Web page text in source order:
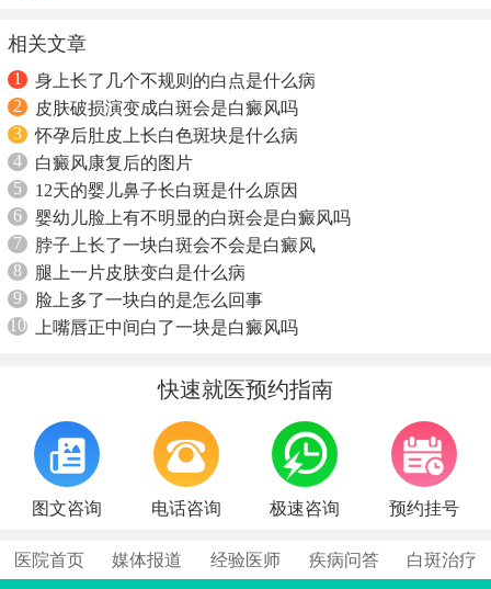
相关文章
1
身上长了几个不规则的白点是什么病
2
皮肤破损演变成白斑会是白癜风吗
3
怀孕后肚皮上长白色斑块是什么病
4
白癜风康复后的图片
5
12天的婴儿鼻子长白斑是什么原因
6
婴幼儿脸上有不明显的白斑会是白癜风吗
7
脖子上长了一块白斑会不会是白癜风
8
腿上一片皮肤变白是什么病
9
脸上多了一块白的是怎么回事
10
上嘴唇正中间白了一块是白癜风吗
快速就医预约指南
图文咨询 电话咨询 极速咨询 预约挂号
医院首页 媒体报道 经验医师 疾病问答 白斑治疗